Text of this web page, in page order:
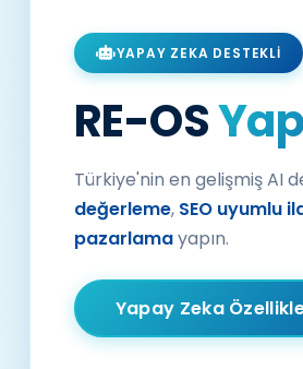
YAPAY ZEKA DESTEKLİ
RE-OS
Türkiye'nin en gelişmiş AI
değerleme, SEO uyumlu
pazarlamayapın.
Yapay Zeka